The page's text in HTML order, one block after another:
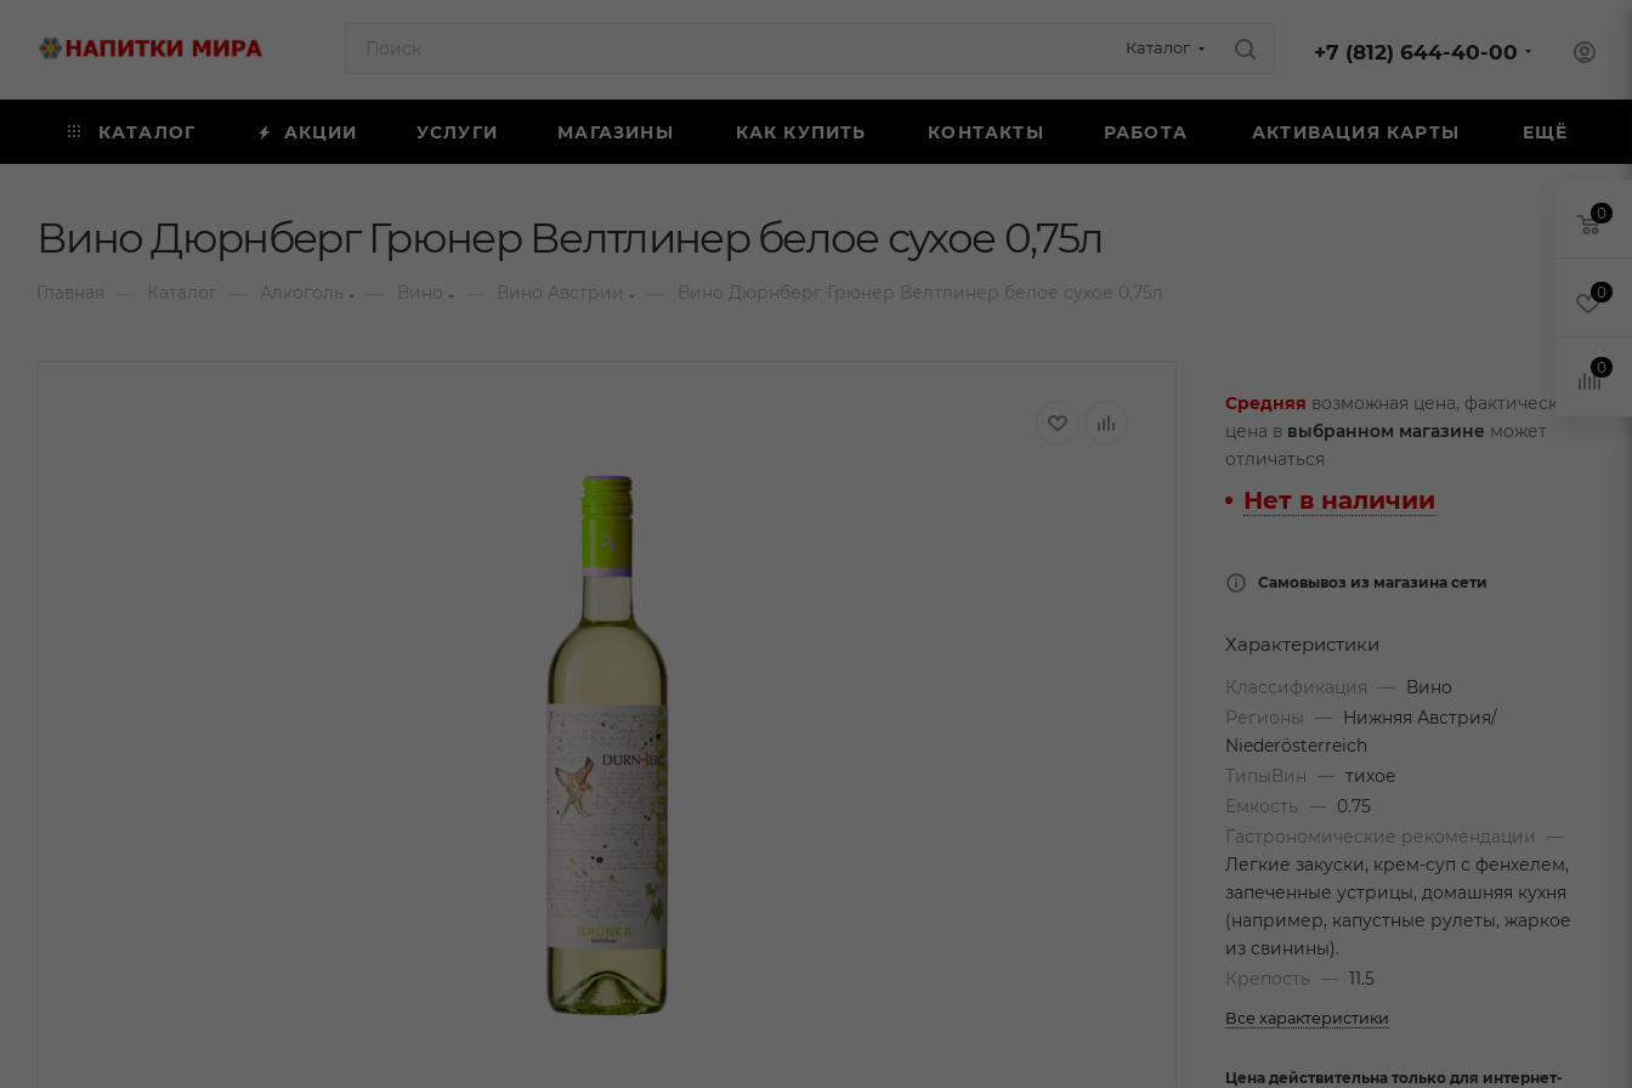
Каталог +7 (812) 644-40-00
КАТАЛОГ АКЦИИ УСЛУГИ МАГАЗИНЫ КАК КУПИТЬ КОНТАКТЫ РАБОТА АКТИВАЦИЯ КАРТЫ ЕЩЁ
Вино Дюрнберг Грюнер Велтлинер белое сухое 0,75л
Главная Каталог Алкоголь Вино Вино Австрии Вино Дюрнберг Грюнер Велтлинер белое сухое 0,75л
Средняя возможная цена, фактическая
цена в выбранном магазине может
отличаться
Нет в наличии
Самовывоз из магазина сети
Характеристики
Классификация —
Вино
Регионы
—
Нижняя Австрия/
Niederösterreich
ТипыВин
— тихое
Емкость
—
0.75
Гастрономические рекомендации
—
Легкие закуски, крем-суп с фенхелем,
запеченные устрицы, домашняя кухня
(например, капустные рулеты, жаркое
из свинины).
Крепость
— 11.5
Все характеристики
Цена действительна только для интернет-
0
0
0